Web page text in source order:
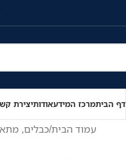
דף הביתמרכז המידעאודותיצירת
עמוד הבית/כבלים,